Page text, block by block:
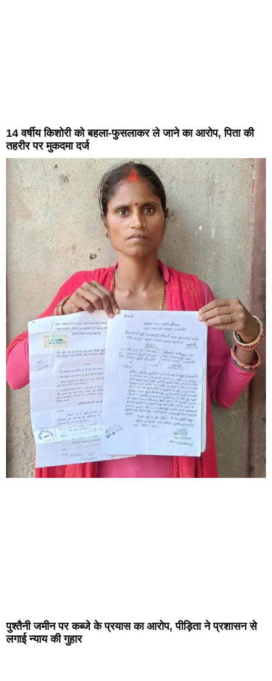
14 वर्षीय किशोरी को बहला-फुसलाकर ले जाने का आरोप, पिता की
तहरीर पर मुकदमा दर्ज
पुश्तैनी जमीन पर कब्जे के प्रयास का आरोप, पीड़िता ने प्रशासन से
लगाई न्याय की गुहार